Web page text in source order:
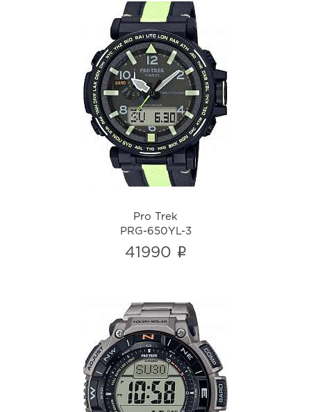
Pro Trek
PRG-650YL-3
i
Pro Trek
PRG-650YL-3
41990 i
Pro Trek
PRG-340T-7